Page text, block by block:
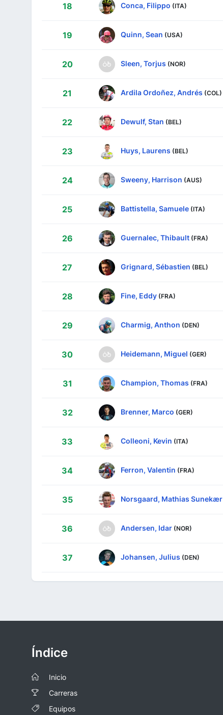
18 Conca, Filippo (ITA)
19 Quinn, Sean (USA)
20 Sleen, Torjus (NOR)
21 Ardila Ordoñez, Andrés (COL)
22 Dewulf, Stan (BEL)
23 Huys, Laurens (BEL)
24 Sweeny, Harrison (AUS)
25 Battistella, Samuele (ITA)
26 Guernalec, Thibault (FRA)
27 Grignard, Sébastien (BEL)
28 Fine, Eddy (FRA)
29 Charmig, Anthon (DEN)
30 Heidemann, Miguel (GER)
31 Champion, Thomas (FRA)
32 Brenner, Marco (GER)
33 Colleoni, Kevin (ITA)
34 Ferron, Valentin (FRA)
35 Norsgaard, Mathias Sunekær
36 Andersen, Idar (NOR)
37 Johansen, Julius (DEN)
Índice
Inicio
Carreras
Equipos